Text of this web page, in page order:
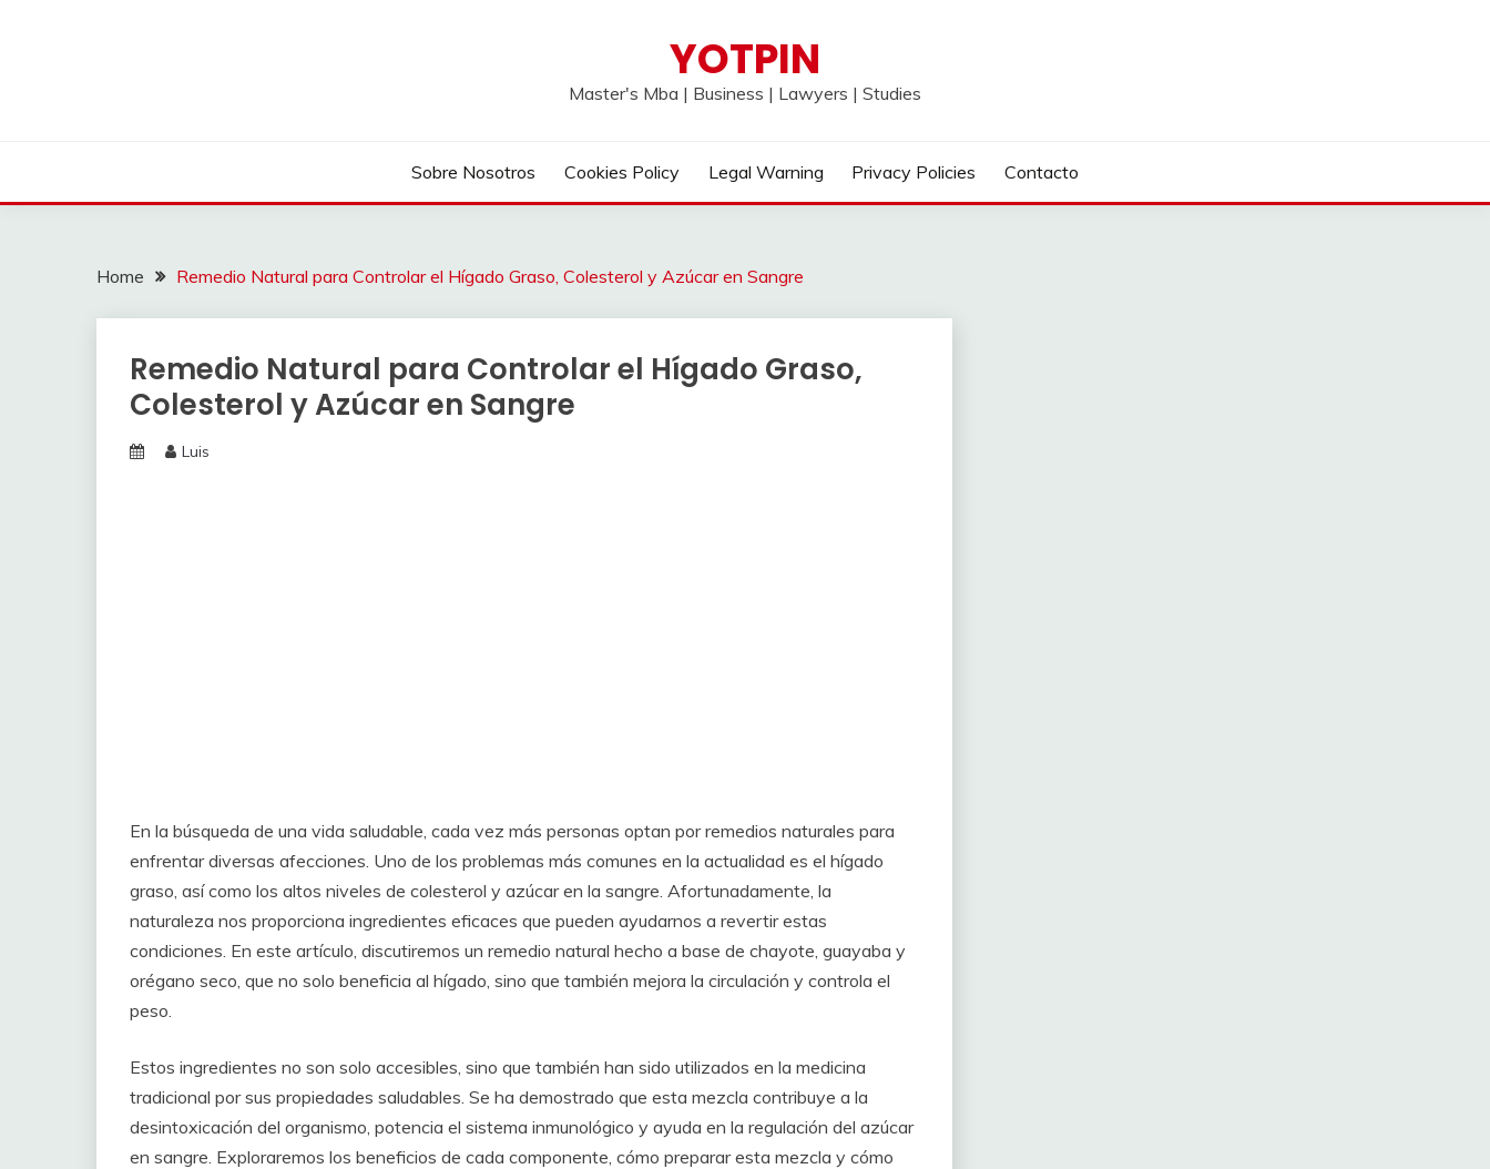
YOTPIN
Master's Mba | Business | Lawyers | Studies
Sobre Nosotros Cookies Policy Legal Warning Privacy Policies Contacto
Home Remedio Natural para Controlar el Hígado Graso, Colesterol y Azúcar en Sangre
Remedio Natural para Controlar el Hígado Graso,
Colesterol y Azúcar en Sangre
Luis
En la búsqueda de una vida saludable, cada vez más personas optan por remedios naturales para
enfrentar diversas afecciones. Uno de los problemas más comunes en la actualidad es el hígado
graso, así como los altos niveles de colesterol y azúcar en la sangre. Afortunadamente, la
naturaleza nos proporciona ingredientes eficaces que pueden ayudarnos a revertir estas
condiciones. En este artículo, discutiremos un remedio natural hecho a base de chayote, guayaba y
orégano seco, que no solo beneficia al hígado, sino que también mejora la circulación y controla el
peso.
Estos ingredientes no son solo accesibles, sino que también han sido utilizados en la medicina
tradicional por sus propiedades saludables. Se ha demostrado que esta mezcla contribuye a la
desintoxicación del organismo, potencia el sistema inmunológico y ayuda en la regulación del azúcar
en sangre. Exploraremos los beneficios de cada componente, cómo preparar esta mezcla y cómo